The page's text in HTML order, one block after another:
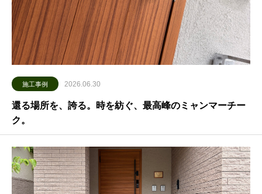
施工事例 2026.06.30
還る場所を、誇る。時を紡ぐ、最高峰のミャンマーチー
ク。